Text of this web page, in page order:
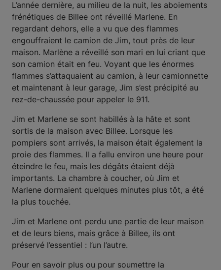
L’année dernière, au milieu de la nuit, les aboiements
frénétiques de Billee ont réveillé Marlene. En
regardant dehors, elle a vu que des flammes
engouffraient le camion de Jim, tout près de leur
maison. Marlène a réveillé son mari en lui criant que
son camion était en feu. Voyant que les énormes
flammes s’attaquaient au camion, à leur camionnette
et maintenant à leur garage, Jim s’est précipité au
rez-de-chaussée pour appeler le 911.
Jim et Marlene se sont habillés à la hâte et sont
sortis de la maison avec Billee. Lorsque les
pompiers sont arrivés, la maison était également la
proie des flammes. Il a fallu environ une heure pour
éteindre le feu, mais les dégâts étaient déjà
importants. La chambre à coucher, où Jim et
Marlene dormaient quelques minutes plus tôt, a été
la plus touchée.
Jim et Marlene ont perdu une partie de leur maison
et de leurs biens, mais grâce à Billee, ils ont
préservé l’essentiel : l’un l’autre.
Pour en savoir plus ou pour soumettre la